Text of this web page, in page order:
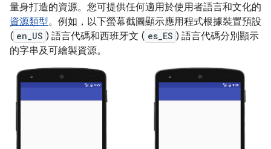
量身打造的資源。您可提供任何適用於使用者語言和文化的
資源類型。例如，以下螢幕截圖顯示應用程式根據裝置預設
( en_US ) 語言代碼和西班牙文 ( es_ES ) 語言代碼分別顯示
的字串及可繪製資源。